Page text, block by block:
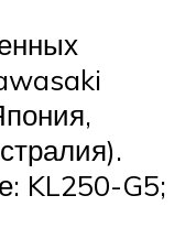
KL250-G5;